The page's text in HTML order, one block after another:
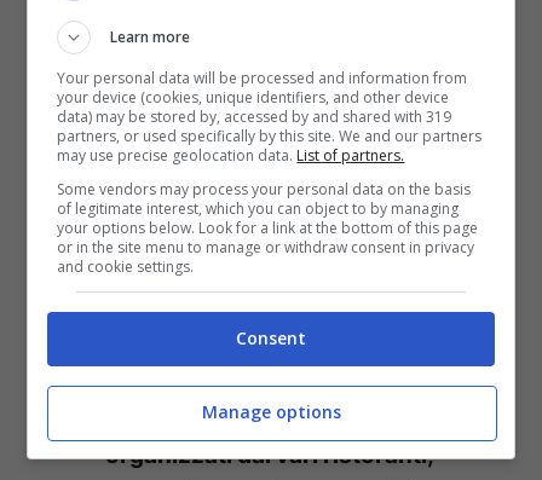
uno dei tanti bellissimi borghi italiani,
all’insegna del romanticismo, della buona
cucina, della cultura, della bellezza e dei
ritmi rilassati e a misura d’uomo che solo i
borghi offrono.
Le iniziative che verranno proposte in tutti
i borghi la sera del 23 giugno:
Borghi a lume di candela
Menù degustazione a tema
organizzati dai vari ristoranti,
Learn more
Your personal data will be processed and information from
your device (cookies, unique identifiers, and other device
data) may be stored by, accessed by and shared with 319
partners, or used specifically by this site. We and our partners
may use precise geolocation data. List of partners.
Some vendors may process your personal data on the basis
of legitimate interest, which you can object to by managing
your options below. Look for a link at the bottom of this page
or in the site menu to manage or withdraw consent in privacy
and cookie settings.
Consent
Manage options